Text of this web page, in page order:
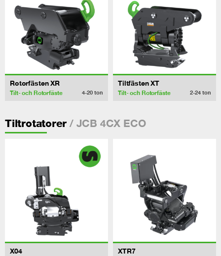
Rotorfästen XR
Tilt- och Rotorfäste 4-20 ton
Tiltfästen XT
Tilt- och Rotorfäste 2-24 ton
Tiltrotatorer / JCB 4CX ECO
X04 XTR7